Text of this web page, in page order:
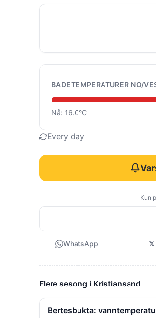
BADETEMPERATURER.NO/
Nå: 16.0°C
Every day
Kun
WhatsApp 𝕏
Flere sesong i Kristiansand
Bertesbukta: